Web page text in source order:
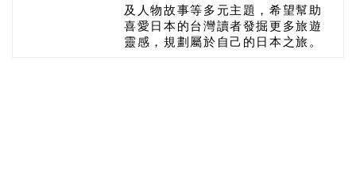
及人物故事等多元主題，希望幫助
喜愛日本的台灣讀者發掘更多旅遊
靈感，規劃屬於自己的日本之旅。